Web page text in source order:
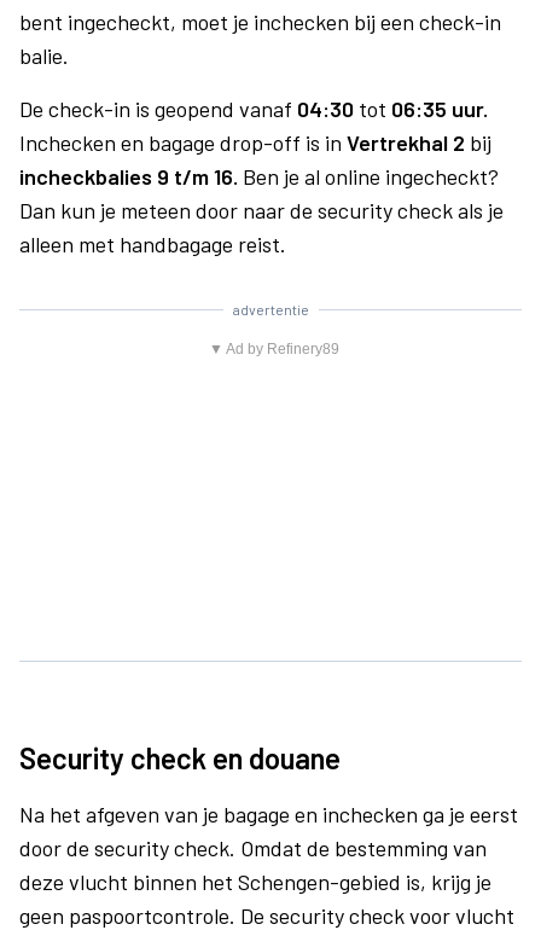
bent ingecheckt, moet je inchecken bij een check-in
balie.
De check-in is geopend vanaf 04:30 tot 06:35 uur.
Inchecken en bagage drop-off is in Vertrekhal 2 bij
incheckbalies 9 t/m 16. Ben je al online ingecheckt?
Dan kun je meteen door naar de security check als je
alleen met handbagage reist.
advertentie
▼ Ad by Refinery89
Security check en douane
Na het afgeven van je bagage en inchecken ga je eerst
door de security check. Omdat de bestemming van
deze vlucht binnen het Schengen-gebied is, krijg je
geen paspoortcontrole. De security check voor vlucht